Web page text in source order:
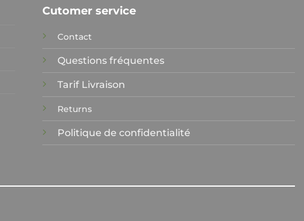
Cutomer service
Contact
Questions fréquentes
Tarif Livraison
Returns
Politique de confidentialité